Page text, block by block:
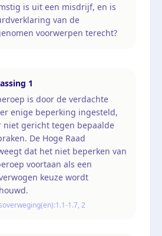
is uit een misdrijf, en is
van de
voorwerpen terecht?
1
is door de verdachte
enige beperking ingesteld,
niet gericht tegen bepaalde
De Hoge Raad
dat het niet beperken van
voortaan als een
keuze wordt
1.1-1.7, 2